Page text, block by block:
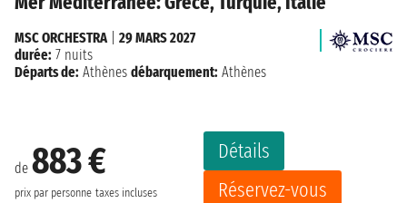
de 883 €
prix par personne taxes incluses
Détails
Réservez-vous
MSC ORCHESTRA
29 MARS 2027
durée: 7 nuits
Départs de: Athènes débarquement: Athènes